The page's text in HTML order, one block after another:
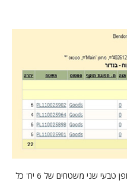
בליקוט 12 יח' מהפריט היינו מלקטים באופן טבעי שני משטחים של 6 יח' כל